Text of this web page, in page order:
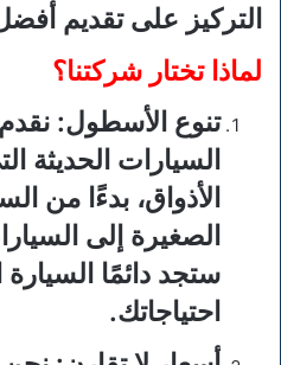
التركيز على تقديم
لماذا تختار شركتنا؟
تنوع الأسطول:
السيارات الحديثة
الأذواق، بدءًا من
الصغيرة إلى
ستجد دائمًا السيارة
احتياجاتك.